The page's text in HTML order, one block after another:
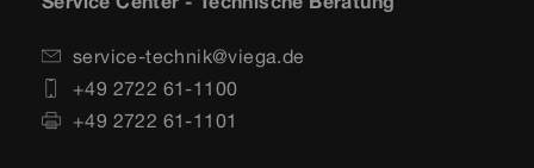
service-technik@viega.de
+49 2722 61-1100
+49 2722 61-1101